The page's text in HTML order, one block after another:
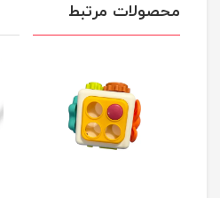
محصولات مرتبط